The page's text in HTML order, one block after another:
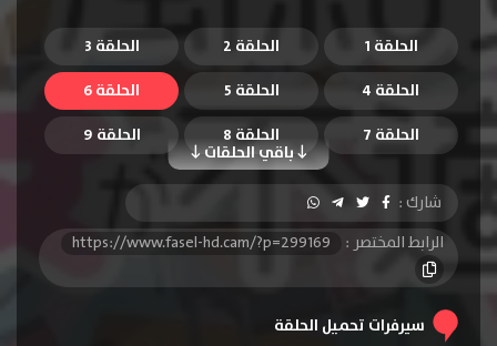
الحلقة 1 الحلقة 2
الحلقة 3
الحلقة 4
الحلقة 5 الحلقة 6
باقي الحلقات
الحلقة 7 الحلقة 8
الحلقة 9
الحلقة 11
شارك :
الرابط المختصر :
https://www.fasel-hd.cam/?p=299169
سيرفرات تحميل الحلقة